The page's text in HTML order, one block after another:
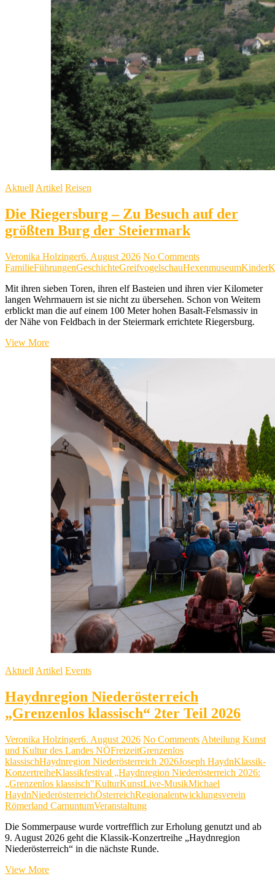
Aktuell Artikel Reisen
Die Riegersburg – Zu Besuch auf der
größten Burg der Steiermark
Veronika Holzinger6. August 2026 No Comments
FamilieFührungenGeschichteGreifvogelschauHexenmuseumKinder
Mit ihren sieben Toren, ihren elf Basteien und ihren vier Kilometer
langen Wehrmauern ist sie nicht zu übersehen. Schon von Weitem
erblickt man die auf einem 100 Meter hohen Basalt-Felsmassiv in
der Nähe von Feldbach in der Steiermark errichtete Riegersburg.
View MoreDie
–
Zu
Besuch
auf
Burg
der
Steiermark
Aktuell Artikel Events
Haydnregion Niederösterreich
„Grenzenlos klassisch“ 2ter Teil 2026
Veronika Holzinger6. August 2026 No Comments Abteilung Kunst
und Kultur des Landes NÖFreizeitGrenzenlos
klassischHaydnregion Niederösterreich 2026Joseph HaydnKlassik-
KonzertreiheKlassikfestival „Haydnregion Niederösterreich 2026:
„Grenzenlos klassisch‟KulturKunstLive-MusikMichael
HaydnNiederösterreichÖsterreichRegionalentwicklungsverein
Römerland CarnuntumVeranstaltung
Die Sommerpause wurde vortrefflich zur Erholung genutzt und ab
9. August 2026 geht die Klassik-Konzertreihe „Haydnregion
Niederösterreich“ in die nächste Runde.
View MoreHaydnregion